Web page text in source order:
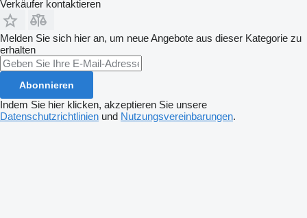
Verkäufer kontaktieren
Melden Sie sich hier an, um neue Angebote aus dieser Kategorie zu
erhalten
Abonnieren
Indem Sie hier klicken, akzeptieren Sie unsere
Datenschutzrichtlinien und Nutzungsvereinbarungen.